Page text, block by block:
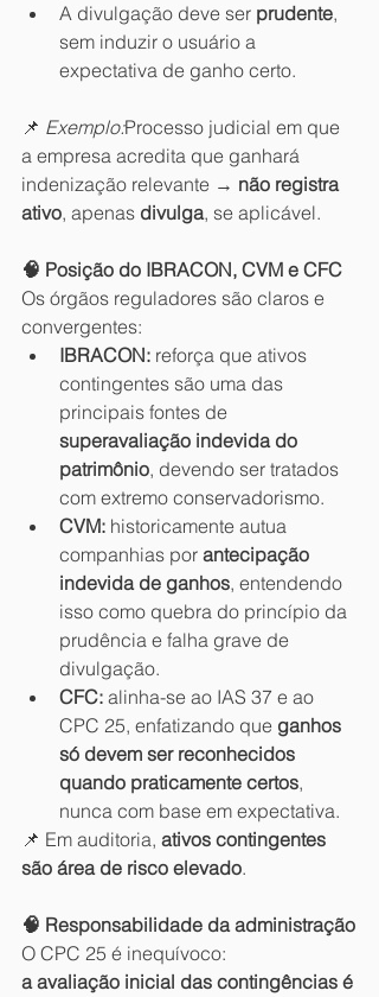
A divulgação deve ser prudente,
sem induzir o usuário a
expectativa de ganho certo.
📌 Exemplo:Processo judicial em que
a empresa acredita que ganhará
indenização relevante → não registra
ativo, apenas divulga, se aplicável.
🧠 Posição do IBRACON, CVM e CFC
Os órgãos reguladores são claros e
convergentes:
IBRACON: reforça que ativos
contingentes são uma das
principais fontes de
superavaliação indevida do
patrimônio, devendo ser tratados
com extremo conservadorismo.
CVM: historicamente autua
companhias por antecipação
indevida de ganhos, entendendo
isso como quebra do princípio da
prudência e falha grave de
divulgação.
CFC: alinha-se ao IAS 37 e ao
CPC 25, enfatizando que ganhos
só devem ser reconhecidos
quando praticamente certos,
nunca com base em expectativa.
📌 Em auditoria, ativos contingentes
são área de risco elevado.
🧠 Responsabilidade da administração
O CPC 25 é inequívoco:
a avaliação inicial das contingências é